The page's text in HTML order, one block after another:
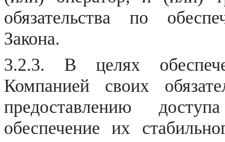
обязательства по
Закона.
3.2.3. В целях
Компанией своих
предоставлению
обеспечение их